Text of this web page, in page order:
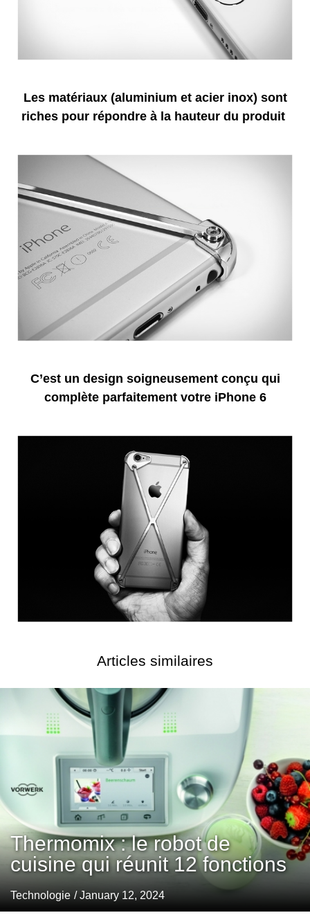
Les matériaux (aluminium et acier inox) sont
riches pour répondre à la hauteur du produit
C’est un design soigneusement conçu qui
complète parfaitement votre iPhone 6
Articles similaires
Thermomix : le robot de
cuisine qui réunit 12 fonctions
Technologie / January 12, 2024